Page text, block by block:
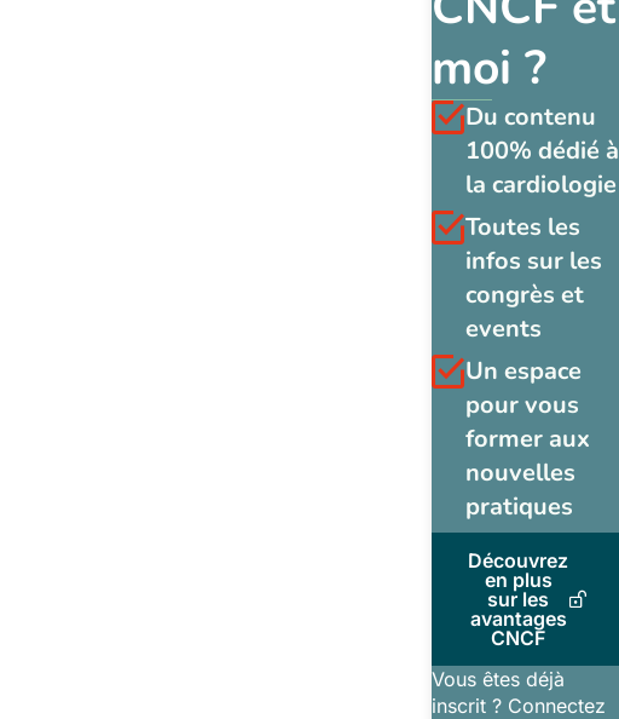
moi ?
Du contenu
100% dédié à
la cardiologie
Toutes les
infos sur les
congrès et
events
Un espace
pour vous
former aux
nouvelles
pratiques
Découvrez
en plus
sur les
avantages
CNCF
Vous êtes déjà
inscrit ? Connectez